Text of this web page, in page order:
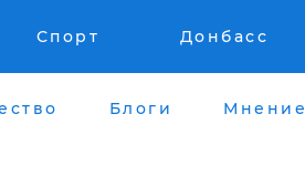
Спорт Донбасс
Блоги Мнение